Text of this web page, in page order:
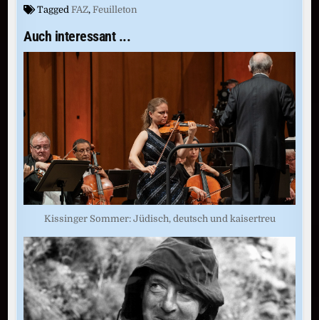
TaggedFAZ,Feuilleton
Auch interessant ...
Kissinger Sommer: Jüdisch, deutsch und kaisertreu